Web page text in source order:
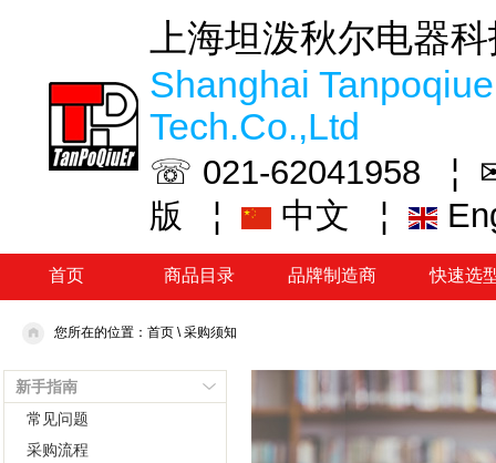
上海坦泼秋尔电器
Shanghai
Tech.Co.,Ltd
☏ 021-62041958 ¦
版
¦ 中文 ¦
首页 商品目录 品牌制造商 快速选
您所在的位置： 首页 \采购须知
新手指南
常见问题
采购流程